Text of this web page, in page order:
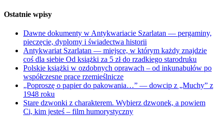
Ostatnie wpisy
Dawne dokumenty w Antykwariacie Szarlatan — pergaminy,
pieczęcie, dyplomy i świadectwa historii
Antykwariat Szarlatan — miejsce, w którym każdy znajdzie
coś dla siebie Od książki za 5 zł do rzadkiego starodruku
Polskie książki w ozdobnych oprawach – od inkunabułów po
współczesne prace rzemieślnicze
„Poproszę o papier do pakowania…” — dowcip z „Muchy” z
1948 roku
Stare dzwonki z charakterem. Wybierz dzwonek, a powiem
Ci, kim jesteś – film humorystyczny